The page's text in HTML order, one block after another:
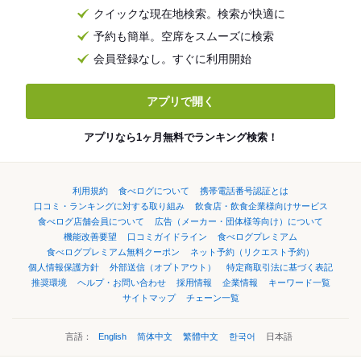
クイックな現在地検索。検索が快適に
予約も簡単。空席をスムーズに検索
会員登録なし。すぐに利用開始
アプリで開く
アプリなら1ヶ月無料でランキング検索！
利用規約 食べログについて
携帯電話番号認証とは
口コミ・ランキングに対する取り組み
飲食店・飲食企業様向けサービス
食べログ店舗会員について
広告（メーカー・団体様等向け）について
機能改善要望
口コミガイドライン
食べログプレミアム
食べログプレミアム無料クーポン
ネット予約（リクエスト予約）
個人情報保護方針
外部送信（オプトアウト）
特定商取引法に基づく表記
推奨環境
ヘルプ・お問い合わせ 採用情報 企業情報
キーワード一覧
サイトマップ
チェーン一覧
言語： English 简体中文 繁體中文 한국어 日本語